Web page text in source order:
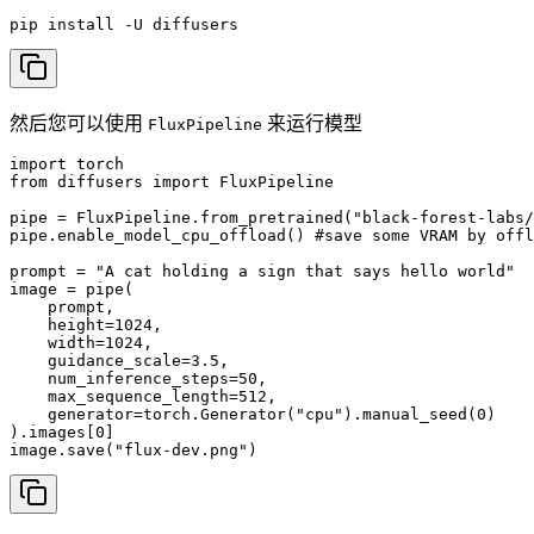
pip install -U diffusers
然后您可以使用 FluxPipeline 来运行模型
import torch
from diffusers import FluxPipeline
pipe = FluxPipeline.from_pretrained("black-forest-
pipe.enable_model_cpu_offload() #save some VRAM by
prompt = "A cat holding a sign that says hello world"
image = pipe(
    prompt,
    height=1024,
    width=1024,
    guidance_scale=3.5,
    num_inference_steps=50,
    max_sequence_length=512,
    generator=torch.Generator("cpu").manual_seed(0)
).images[0]
image.save("flux-dev.png")